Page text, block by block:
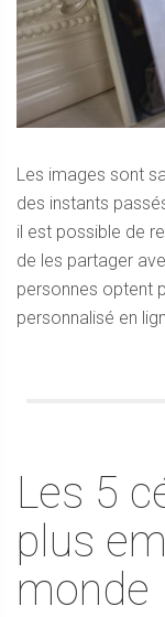
Les images sont
des instants
il est possible de
de les partager
personnes optent
personnalisé en
Les 5
plus
monde